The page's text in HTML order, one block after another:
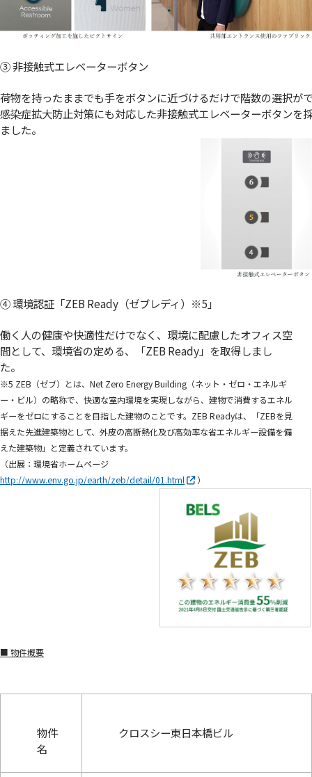
③ 非接触式エレベーターボタン
荷物を持ったままでも手をボタンに近づけるだけで階数の選択が
感染症拡大防止対策にも対応した非接触式エレベーターボタンを
ました。
④ 環境認証「ZEB Ready（ゼブレディ） ※5 」
働く人の健康や快適性だけでなく、環境に配慮したオフィス空
間として、環境省の定める、「ZEB Ready」を取得しまし
た。
※5 ZEB（ゼブ）とは、Net Zero Energy Building（ネット・ゼロ・エネルギ
ー・ビル）の略称で、快適な室内環境を実現しながら、建物で消費するエネル
ギーをゼロにすることを目指した建物のことです。ZEB Readyは、「ZEBを見
据えた先進建築物として、外皮の高断熱化及び高効率な省エネルギー設備を備
えた建築物」と定義されています。
（出展：環境省ホームページ
http://www.env.go.jp/earth/zeb/detail/01.html
）
■ 物件概要
物件
名
クロスシー東日本橋ビル